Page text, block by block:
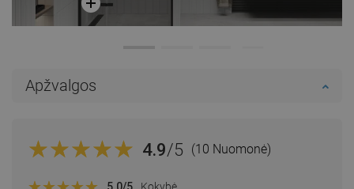
Apžvalgos
4.9/5 (10 Nuomonė)